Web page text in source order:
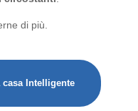
di più.
casa Intelligente